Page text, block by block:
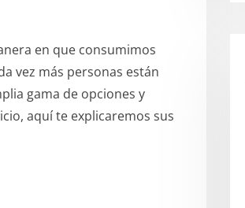
en que consumimos
vez más personas están
gama de opciones y
aquí te explicaremos sus